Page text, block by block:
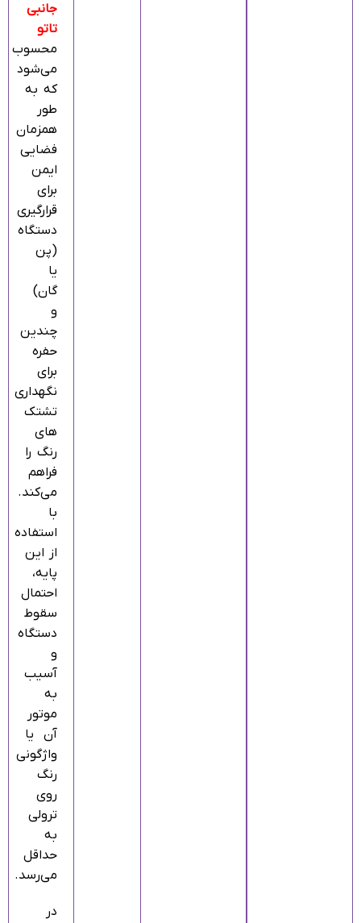
جانبی
تاتو
محسوب
می‌شود
که به
طور
همزمان
فضایی
ایمن
برای
قرارگیری
دستگاه
(پن
یا
گان)
و
چندین
حفره
برای
نگهداری
تشتک‌
های
رنگ را
فراهم
می‌کند.
با
استفاده
از این
پایه،
احتمال
سقوط
دستگاه
و
آسیب
به
موتور
آن یا
واژگونی
رنگ
روی
ترولی
به
حداقل
می‌رسد.
در